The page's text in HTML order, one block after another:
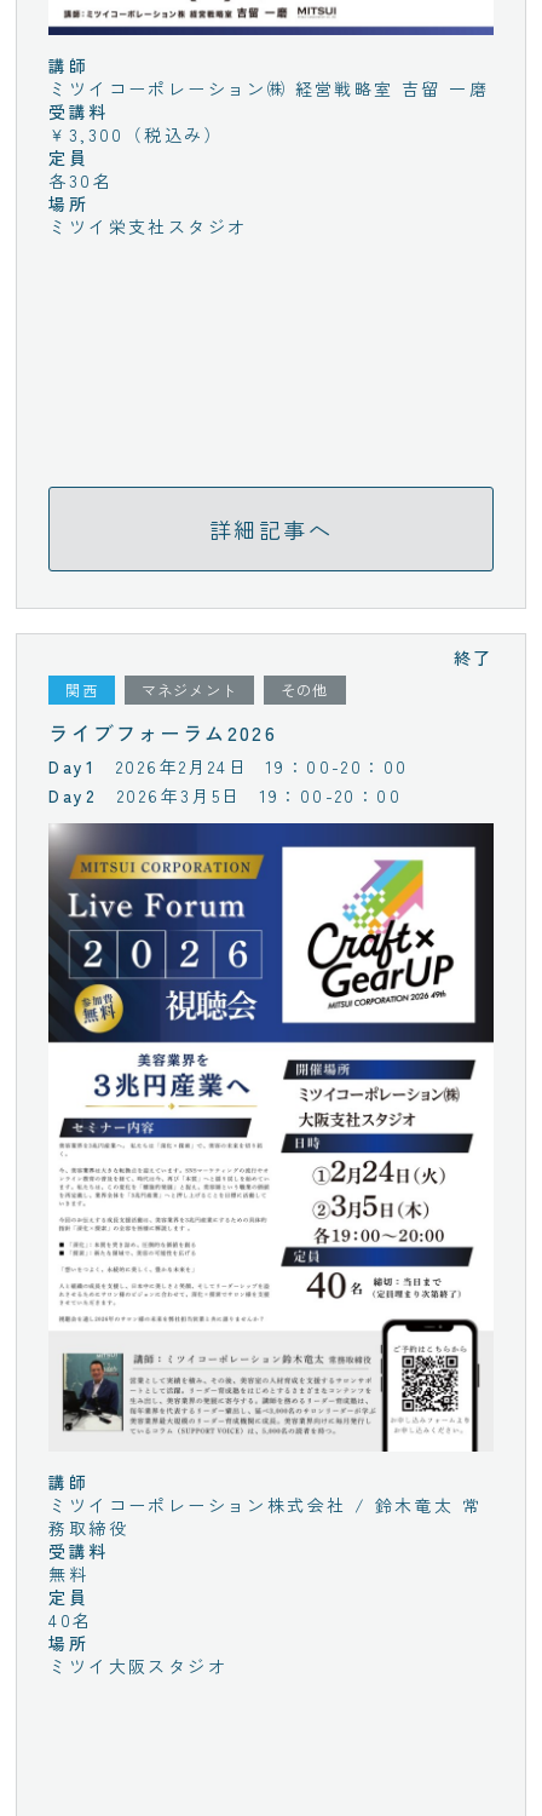
講師
ミツイコーポレーション㈱ 経営戦略室 吉留 一磨
受講料
￥3,300（税込み）
定員
各30名
場所
ミツイ栄支社スタジオ
詳細記事へ
関西 マネジメント その他
ライブフォーラム2026
終了
2026年2月24日
19：00-20：00
2026年3月5日
19：00-20：00
講師
ミツイコーポレーション株式会社 / 鈴木竜太 常
務取締役
受講料
無料
定員
40名
場所
ミツイ大阪スタジオ